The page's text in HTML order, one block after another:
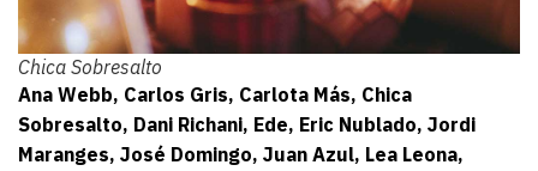
Chica Sobresalto
Ana Webb, Carlos Gris, Carlota Más, Chica
Sobresalto, Dani Richani, Ede, Eric Nublado, Jordi
Maranges, José Domingo, Juan Azul, Lea Leona,